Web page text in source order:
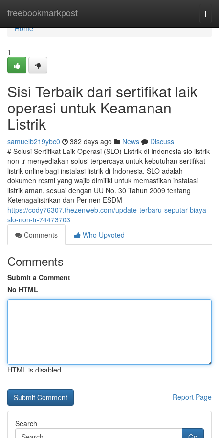
freebookmarkpost
Home
Home
1
Sisi Terbaik dari sertifikat laik
operasi untuk Keamanan
Listrik
samuelb219ybc0 382 days ago News
Discuss
# Solusi Sertifikat Laik Operasi (SLO) Listrik di Indonesia slo listrik
non tr menyediakan solusi terpercaya untuk kebutuhan sertifikat
listrik online bagi instalasi listrik di Indonesia. SLO adalah
dokumen resmi yang wajib dimiliki untuk memastikan instalasi
listrik aman, sesuai dengan UU No. 30 Tahun 2009 tentang
Ketenagalistrikan dan Permen ESDM
https://cody76307.thezenweb.com/update-terbaru-seputar-biaya-
slo-non-tr-74473703
Comments
Who Upvoted
Comments
Submit a Comment
No HTML
HTML is disabled
Report Page
Search